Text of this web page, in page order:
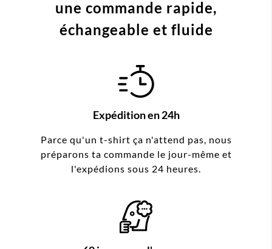
une commande rapide,
échangeable et fluide
Expédition en 24h
Parce qu'un t-shirt ça n'attend pas, nous
préparons ta commande le jour-même et
l'expédions sous 24 heures.